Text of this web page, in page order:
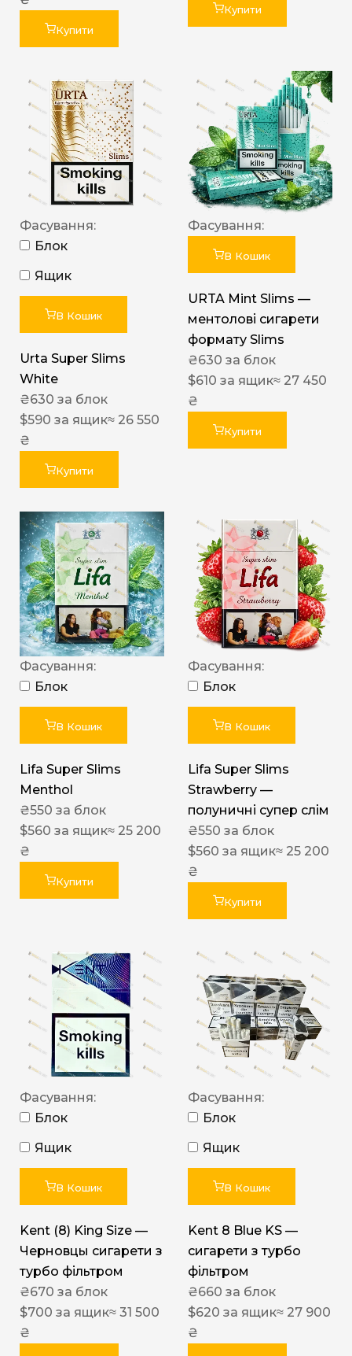
Купити
Купити
Фасування:
Блок
Ящик
В Кошик
Urta Super Slims
White
₴630 за блок
$590 за ящик≈ 26 550
₴
Купити
Фасування:
В Кошик
URTA Mint Slims —
ментолові сигарети
формату Slims
₴630 за блок
$610 за ящик≈ 27 450
₴
Купити
Фасування:
Блок
В Кошик
Lifa Super Slims
Menthol
₴550 за блок
$560 за ящик≈ 25 200
₴
Купити
Фасування:
Блок
В Кошик
Lifa Super Slims
Strawberry —
полуничні супер слім
₴550 за блок
$560 за ящик≈ 25 200
₴
Купити
Фасування:
Блок
Ящик
В Кошик
Kent (8) King Size —
Черновцы сигарети з
турбо фільтром
₴670 за блок
$700 за ящик≈ 31 500
₴
Фасування:
Блок
Ящик
В Кошик
Kent 8 Blue KS —
сигарети з турбо
фільтром
₴660 за блок
$620 за ящик≈ 27 900
₴